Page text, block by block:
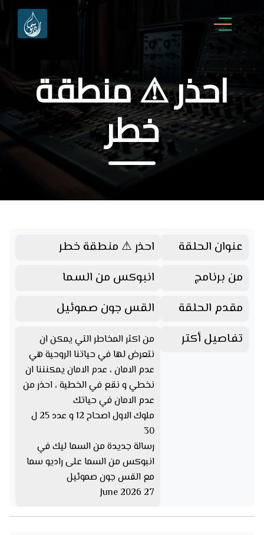
احذر ⚠ منطقة
خطر
عنوان الحلقة
احذر ⚠ منطقة خطر
من برنامج
انبوكس من السما
مقدم الحلقة
القس جون صموئيل
تفاصيل أكتر
من اكثر المخاطر التي يمكن ان
نتعرض لها في حياتنا الروحية هي
عدم الامان ، عدم الامان يمكنننا ان
نخطي و نقع في الخطية ، احذر من
عدم الامان في حياتك
ملوك الاول اصحاح 12 و عدد 25 ل
30
رسالة جديدة من السما ليك في
انبوكس من السما على راديو سما
مع القس جون صموئيل
27 June 2026